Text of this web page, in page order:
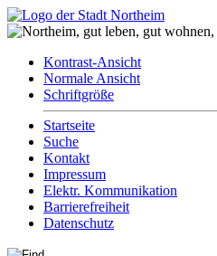
Kontrast-Ansicht
Normale Ansicht
Schriftgröße
Startseite
Suche
Kontakt
Impressum
Elektr. Kommunikation
Barrierefreiheit
Datenschutz